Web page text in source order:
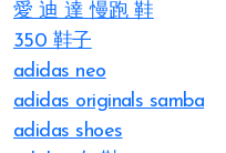
愛 迪 達 慢跑 鞋
350 鞋子
adidas neo
adidas originals samba
adidas shoes